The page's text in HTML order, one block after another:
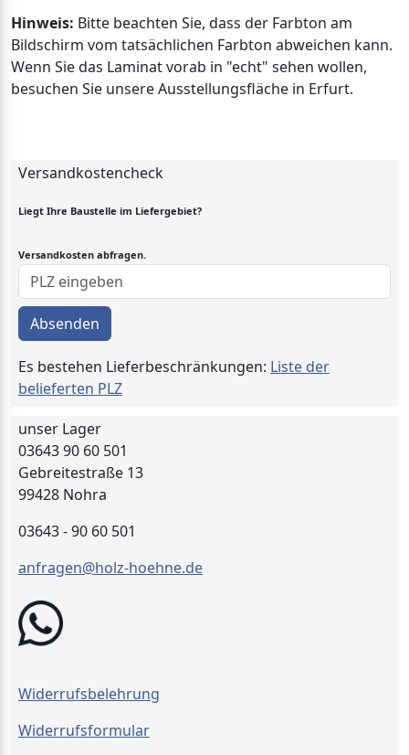
Hinweis: Bitte beachten Sie, dass der Farbton am
Bildschirm vom tatsächlichen Farbton abweichen kann.
Wenn Sie das Laminat vorab in "echt" sehen wollen,
besuchen Sie unsere Ausstellungsfläche in Erfurt.
Versandkostencheck
Liegt Ihre Baustelle im Liefergebiet?
Versandkosten abfragen.
Absenden
Es bestehen Lieferbeschränkungen: Liste der
belieferten PLZ
unser Lager
03643 90 60 501
Gebreitestraße 13
99428 Nohra
03643 - 90 60 501
anfragen@holz-hoehne.de
Widerrufsbelehrung
Widerrufsformular